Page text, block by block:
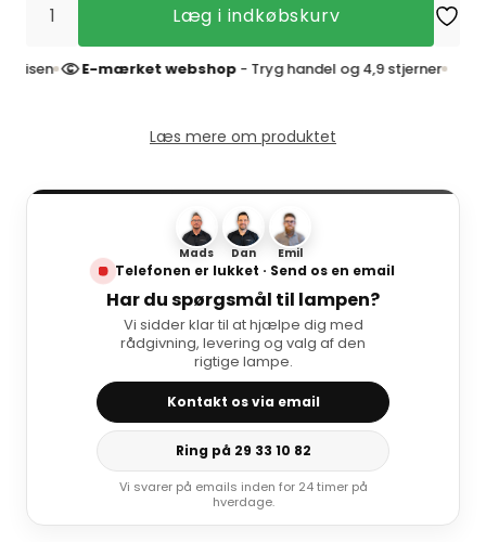
Læg i indkøbskurv
E-mærket webshop- Tryg handel og 4,9 stjerner
Læs mere om produktet
Mads Dan Emil
Telefonen er lukket · Send os en email
Har du spørgsmål til lampen?
Vi sidder klar til at hjælpe dig med
rådgivning, levering og valg af den
rigtige lampe.
Kontakt os via email
Ring på 29 33 10 82
Vi svarer på emails inden for 24 timer på
hverdage.